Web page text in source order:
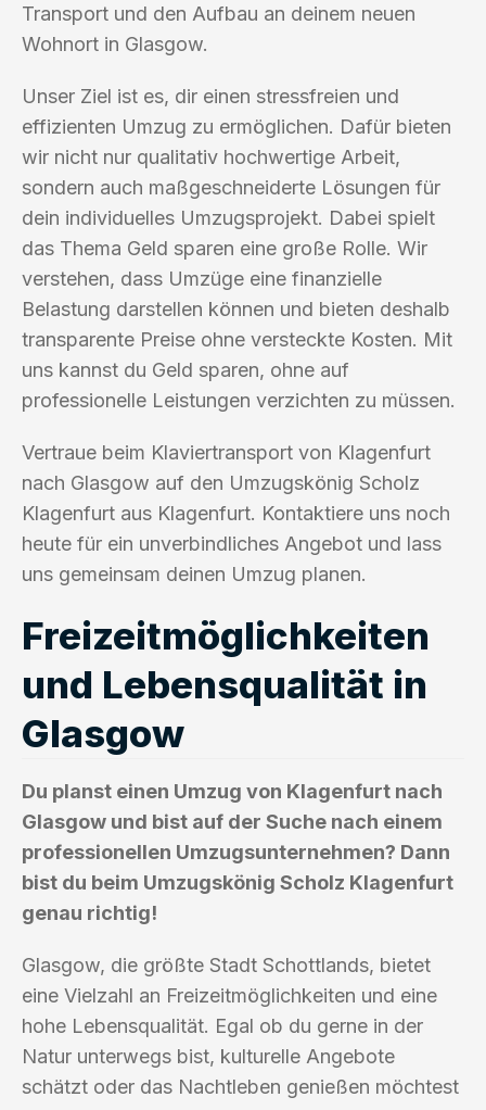
Transport und den Aufbau an deinem neuen
Wohnort in Glasgow.
Unser Ziel ist es, dir einen stressfreien und
effizienten Umzug zu ermöglichen. Dafür bieten
wir nicht nur qualitativ hochwertige Arbeit,
sondern auch maßgeschneiderte Lösungen für
dein individuelles Umzugsprojekt. Dabei spielt
das Thema Geld sparen eine große Rolle. Wir
verstehen, dass Umzüge eine finanzielle
Belastung darstellen können und bieten deshalb
transparente Preise ohne versteckte Kosten. Mit
uns kannst du Geld sparen, ohne auf
professionelle Leistungen verzichten zu müssen.
Vertraue beim Klaviertransport von Klagenfurt
nach Glasgow auf den Umzugskönig Scholz
Klagenfurt aus Klagenfurt. Kontaktiere uns noch
heute für ein unverbindliches Angebot und lass
uns gemeinsam deinen Umzug planen.
Freizeitmöglichkeiten
und Lebensqualität in
Glasgow
Du planst einen Umzug von Klagenfurt nach
Glasgow und bist auf der Suche nach einem
professionellen Umzugsunternehmen? Dann
bist du beim Umzugskönig Scholz Klagenfurt
genau richtig!
Glasgow, die größte Stadt Schottlands, bietet
eine Vielzahl an Freizeitmöglichkeiten und eine
hohe Lebensqualität. Egal ob du gerne in der
Natur unterwegs bist, kulturelle Angebote
schätzt oder das Nachtleben genießen möchtest